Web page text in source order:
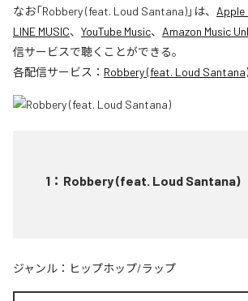
なお「Robbery (feat. Loud Santana)」は、 Apple
LINE MUSIC、 YouTube Music、 Amazon Music
信サービスで聴くことができる。
各配信サービス： Robbery (feat. Loud Santana)
1 ： Robbery (feat. Loud Santana)
ジャンル： ヒップホップ/ラップ